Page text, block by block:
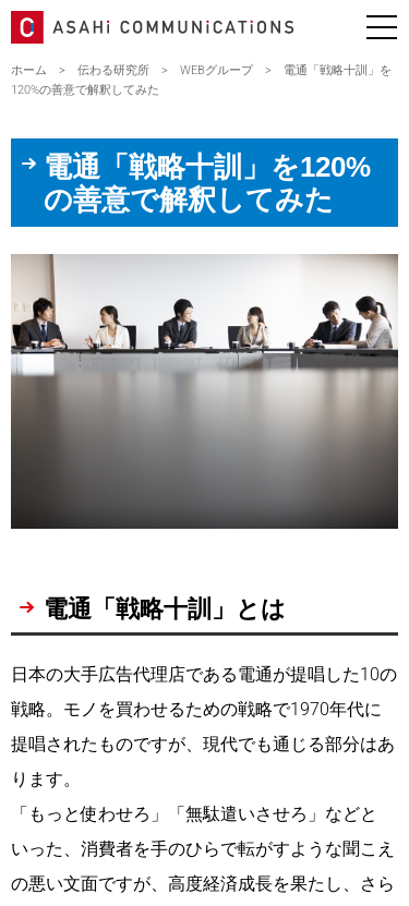
ホーム > 伝わる研究所 > WEBグループ> 電通「戦略十訓」を
120%の善意で解釈してみた
電通「戦略十訓」を120%
の善意で解釈してみた
電通「戦略十訓」とは
日本の大手広告代理店である電通が提唱した10の
戦略。モノを買わせるための戦略で1970年代に
提唱されたものですが、現代でも通じる部分はあ
ります。
「もっと使わせろ」「無駄遣いさせろ」などと
いった、消費者を手のひらで転がすような聞こえ
の悪い文面ですが、高度経済成長を果たし、さら